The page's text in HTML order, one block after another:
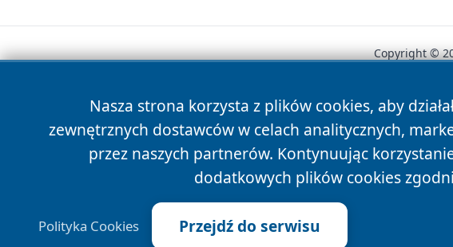
Nasza strona korzysta z plików cookies, aby
zewnętrznych dostawców w celach analitycznych,
przez naszych partnerów. Kontynuując
dodatkowych plików cookies
Polityka Cookies Przejdź do serwisu
Copyright ©
News Autorzy